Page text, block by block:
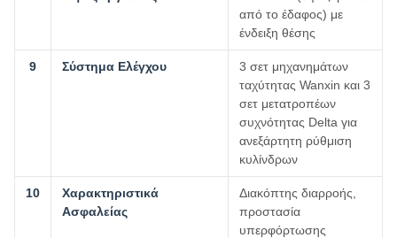
από το έδαφος) με
ένδειξη θέσης
9 Σύστημα Ελέγχου
3 σετ μηχανημάτων
ταχύτητας Wanxin και 3
σετ μετατροπέων
συχνότητας Delta για
ανεξάρτητη ρύθμιση
κυλίνδρων
10
Χαρακτηριστικά
Ασφαλείας
Διακόπτης διαρροής,
προστασία
υπερφόρτωσης